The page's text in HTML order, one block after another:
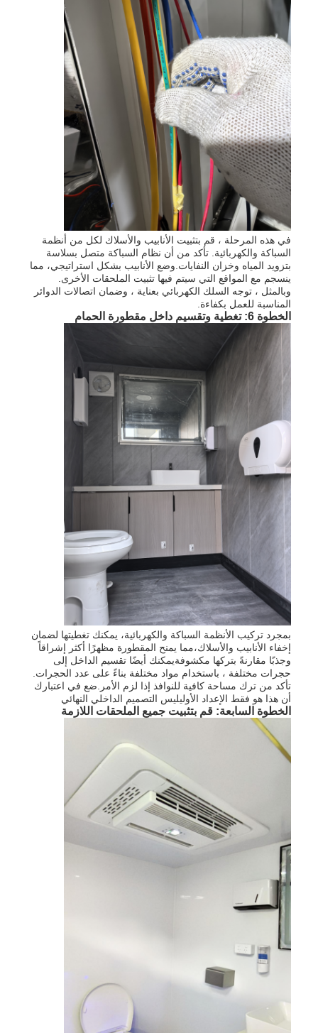
في هذه المرحلة ، قم بتثبيت الأنابيب والأسلاك لكل من أنظمة
السباكة والكهربائية. تأكد من أن نظام السباكة متصل بسلاسة
بتزويد المياه وخزان النفايات.وضع الأنابيب بشكل استراتيجي، مما
ينسجم مع المواقع التي سيتم فيها تثبيت الملحقات الأخرى.
وبالمثل ، توجه السلك الكهربائي بعناية ، وضمان اتصالات الدوائر
المناسبة للعمل بكفاءة.
الخطوة 6: تغطية وتقسيم داخل مقطورة الحمام
بمجرد تركيب الأنظمة السباكة والكهربائية، يمكنك تغطيتها لضمان
إخفاء الأنابيب والأسلاك،مما يمنح المقطورة مظهرًا أكثر إشراقاً
وجذبًا مقارنةً بتركها مكشوفةيمكنك أيضًا تقسيم الداخل إلى
حجرات مختلفة ، باستخدام مواد مختلفة بناءً على عدد الحجرات.
تأكد من ترك مساحة كافية للنوافذ إذا لزم الأمر.ضع في اعتبارك
أن هذا هو فقط الإعداد الأوليليس التصميم الداخلي النهائي
الخطوة السابعة: قم بتثبيت جميع الملحقات اللازمة